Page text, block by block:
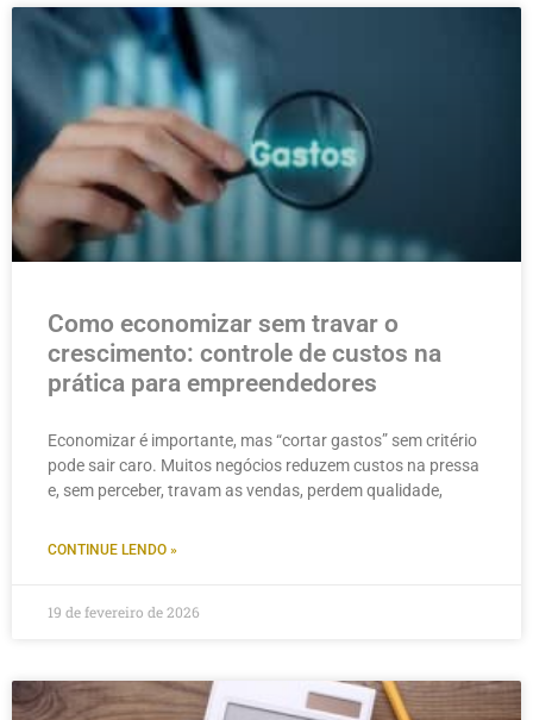
Como economizar sem travar o
crescimento: controle de custos na
prática para empreendedores
Economizar é importante, mas “cortar gastos” sem critério
pode sair caro. Muitos negócios reduzem custos na pressa
e, sem perceber, travam as vendas, perdem qualidade,
CONTINUE LENDO »
19 de fevereiro de 2026